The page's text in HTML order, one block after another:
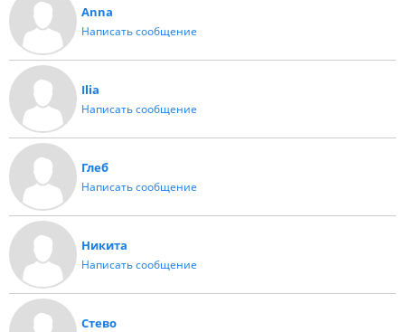
Anna
Написать сообщение
Ilia
Написать сообщение
Глеб
Написать сообщение
Никита
Написать сообщение
Стево